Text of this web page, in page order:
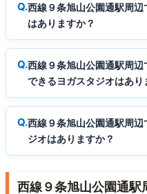
西線９条旭山公園通駅周
はありますか？
西線９条旭山公園通駅周
できるヨガスタジオはあり
西線９条旭山公園通駅周
ジオはありますか？
西線９条旭山公園通駅